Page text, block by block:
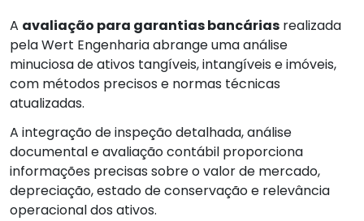
A avaliação para garantias bancárias realizada
pela Wert Engenharia abrange uma análise
minuciosa de ativos tangíveis, intangíveis e imóveis,
com métodos precisos e normas técnicas
atualizadas.
A integração de inspeção detalhada, análise
documental e avaliação contábil proporciona
informações precisas sobre o valor de mercado,
depreciação, estado de conservação e relevância
operacional dos ativos.